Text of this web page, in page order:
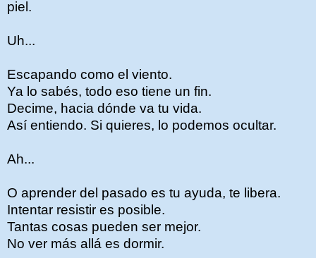
piel.
Uh...
Escapando como el viento.
Ya lo sabés, todo eso tiene un fin.
Decime, hacia dónde va tu vida.
Así entiendo. Si quieres, lo podemos ocultar.
Ah...
O aprender del pasado es tu ayuda, te libera.
Intentar resistir es posible.
Tantas cosas pueden ser mejor.
No ver más allá es dormir.